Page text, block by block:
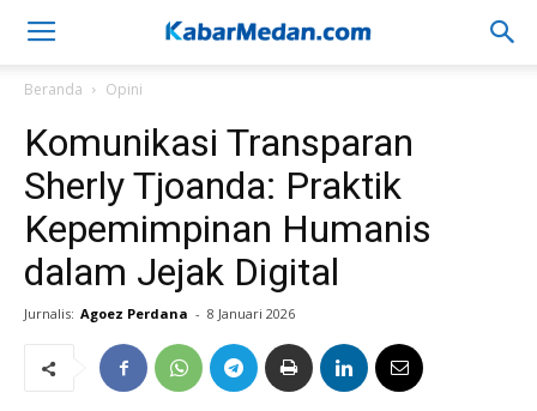
Beranda Opini
Komunikasi Transparan
Sherly Tjoanda: Praktik
Kepemimpinan Humanis
dalam Jejak Digital
Jurnalis: Agoez Perdana - 8 Januari 2026